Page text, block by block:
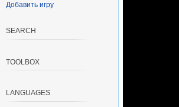
Добавить игру
SEARCH
TOOLBOX
LANGUAGES